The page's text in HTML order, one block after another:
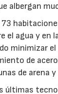
albergan
el agua y
minimizar
de
de arena
últimas